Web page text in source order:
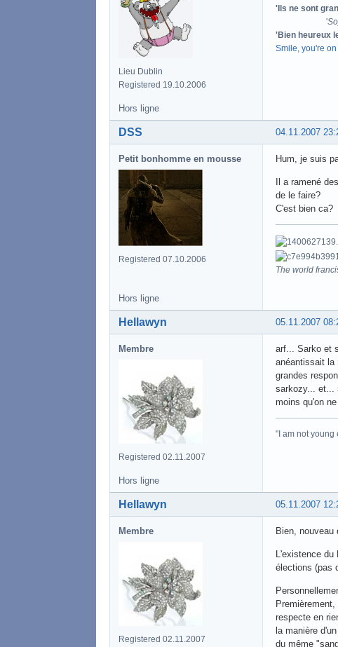
Lieu Dublin
Registered 19.10.2006
'Ils ne sont
'
'Bien heureux
Smile, you're
Hors ligne
04.11.2007
DSS
Petit bonhomme en mousse
Registered 07.10.2006
Hum, je suis
Il a ramené
de le faire?
C'est bien ca?
The world
Hors ligne
05.11.2007
Hellawyn
Membre
Registered 02.11.2007
arf... Sarko et
anéantissait la
grandes
sarkozy... et...
moins qu'on
"I am not young
Hors ligne
05.11.2007
Hellawyn
Membre
Registered 02.11.2007
Bien, nouveau
L'existence
élections (pas
respecte en
la manière
du même